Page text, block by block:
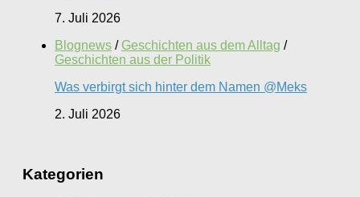
7. Juli 2026
Blognews / Geschichten aus dem Alltag /
Geschichten aus der Politik
Was verbirgt sich hinter dem Namen @Meks
2. Juli 2026
Kategorien